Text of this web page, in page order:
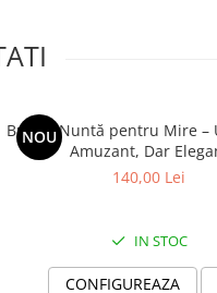
NOU
Butoni Nuntă pentru Mire –
Amuzant, Dar
140,00 Lei
IN STOC
CONFIGUREAZA